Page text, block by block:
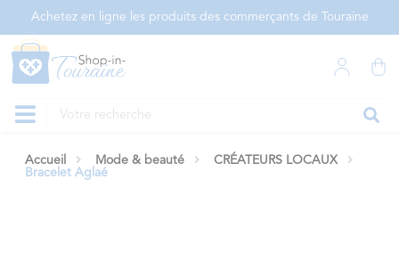
Achetez en ligne les produits des commerçants de Touraine
Accueil Mode & beauté
CRÉATEURS LOCAUX
Bracelet Aglaé
Panneau de gestion des cookies